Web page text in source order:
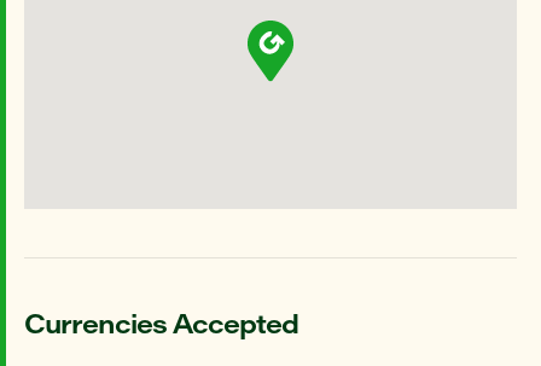
Currencies Accepted